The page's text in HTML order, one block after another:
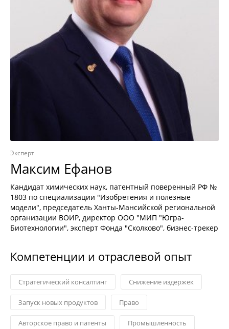
Эксперт
Максим Ефанов
Кандидат химических наук, патентный поверенный РФ №
1803 по специализации "Изобретения и полезные
модели", председатель Ханты-Мансийской региональной
организации ВОИР, директор ООО "МИП "Югра-
Биотехнологии", эксперт Фонда "Сколково", бизнес-трекер
Компетенции и отраслевой опыт
Стратегический консалтинг Снижение издержек
Запуск новых продуктов Право
Авторское право и патенты Промышленность